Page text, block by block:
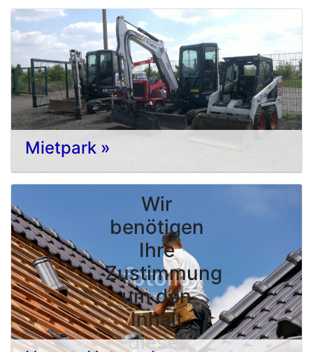
Mietpark »
Wir
benötigen
Ihre
Zustimmung
um den
Inhalt
dieser